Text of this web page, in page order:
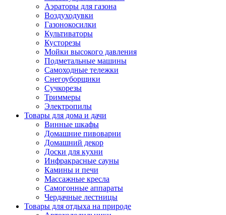
Аэраторы для газона
Воздуходувки
Газонокосилки
Культиваторы
Кусторезы
Мойки высокого давления
Подметальные машины
Самоходные тележки
Снегоуборщики
Сучкорезы
Триммеры
Электропилы
Товары для дома и дачи
Винные шкафы
Домашние пивоварни
Домашний декор
Доски для кухни
Инфракрасные сауны
Камины и печи
Массажные кресла
Самогонные аппараты
Чердачные лестницы
Товары для отдыха на природе